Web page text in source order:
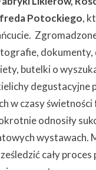
Potockiego,
dokumenty,
butelki o
degustacyjne
w czasy świetności
odnosiły
wystawach.
cały proces